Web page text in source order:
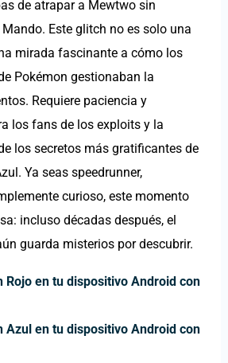
de atrapar a Mewtwo sin
Este glitch no es solo una
mirada fascinante a cómo los
Pokémon gestionaban la
Requiere paciencia y
los fans de los exploits y la
los secretos más gratificantes de
Ya seas speedrunner,
curioso, este momento
incluso décadas después, el
guarda misterios por descubrir.
Rojo en tu dispositivo Android con
Azul en tu dispositivo Android con